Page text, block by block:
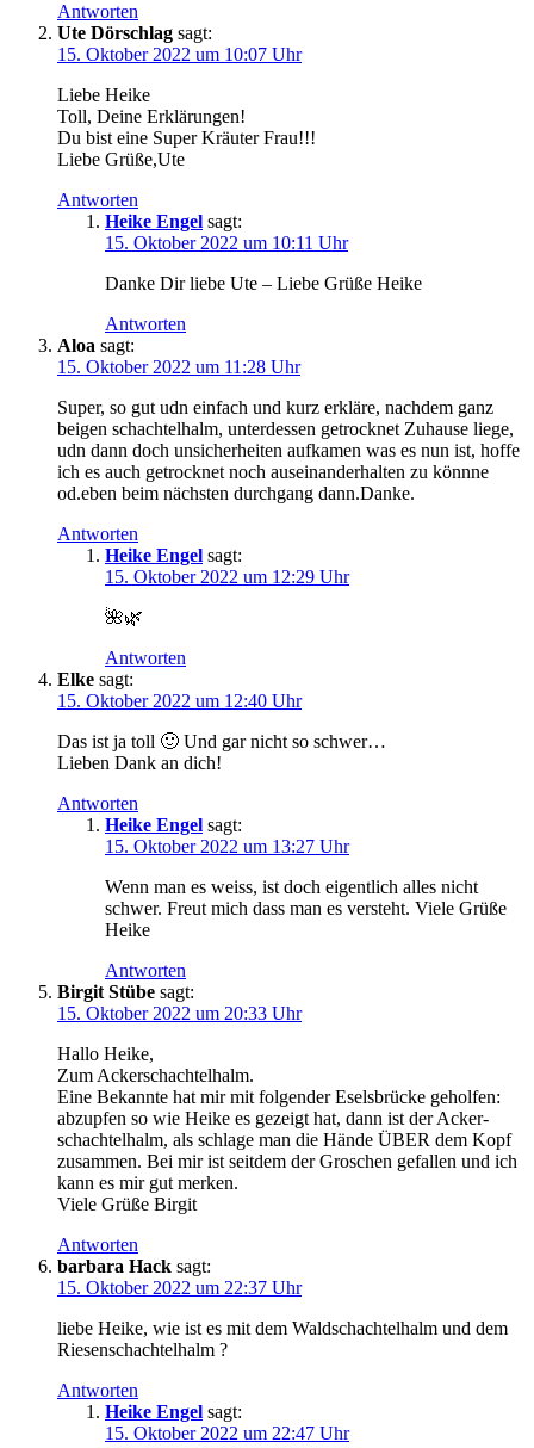
Antworten
Ute Dörschlag sagt:
15. Oktober 2022 um 10:07 Uhr
Lie­be Heike
Toll, Dei­ne Erklärungen!
Du bist eine Super Kräu­ter Frau!!!
Lie­be Grüße,Ute
Antworten
Heike Engel sagt:
15. Oktober 2022 um 10:11 Uhr
Dan­ke Dir lie­be Ute – Lie­be Grü­ße Heike
Antworten
Aloa sagt:
15. Oktober 2022 um 11:28 Uhr
Super, so gut udn ein­fach und kurz erklä­re, nach­dem ganz
bei­gen schach­tel­halm, unter­des­sen getrock­net Zuhau­se liege,
udn dann doch unsi­cher­hei­ten auf­ka­men was es nun ist, hof­fe
ich es auch getrock­net noch aus­ein­an­der­hal­ten zu könn­ne
od.eben beim nächs­ten durch­gang dann.Danke.
Antworten
Heike Engel sagt:
15. Oktober 2022 um 12:29 Uhr
🌺🌿
Antworten
Elke sagt:
15. Oktober 2022 um 12:40 Uhr
Das ist ja toll 🙂 Und gar nicht so schwer…
Lie­ben Dank an dich!
Antworten
Heike Engel sagt:
15. Oktober 2022 um 13:27 Uhr
Wenn man es weiss, ist doch eigent­lich alles nicht
schwer. Freut mich dass man es ver­steht. Vie­le Grüße
Heike
Antworten
Birgit Stübe sagt:
15. Oktober 2022 um 20:33 Uhr
Hal­lo Heike,
Zum Ackerschachtelhalm.
Eine Bekann­te hat mir mit fol­gen­der Esels­brü­cke gehol­fen:
abzup­fen so wie Hei­ke es gezeigt hat, dann ist der Acker­
schach­tel­halm, als schla­ge man die Hän­de ÜBER dem Kopf
zusam­men. Bei mir ist seit­dem der Gro­schen gefal­len und ich
kann es mir gut merken.
Vie­le Grü­ße Birgit
Antworten
barbara Hack sagt:
15. Oktober 2022 um 22:37 Uhr
lie­be Hei­ke, wie ist es mit dem Wald­schach­tel­halm und dem
Riesenschachtelhalm ?
Antworten
Heike Engel sagt:
15. Oktober 2022 um 22:47 Uhr